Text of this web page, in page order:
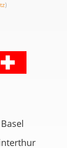
)
Basel